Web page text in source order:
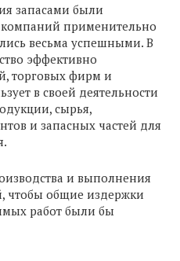
запасами были
применительно
весьма успешными. В
эффективно
торговых фирм и
в своей деятельности
сырья,
и запасных частей для
и выполнения
чтобы общие издержки
работ были бы